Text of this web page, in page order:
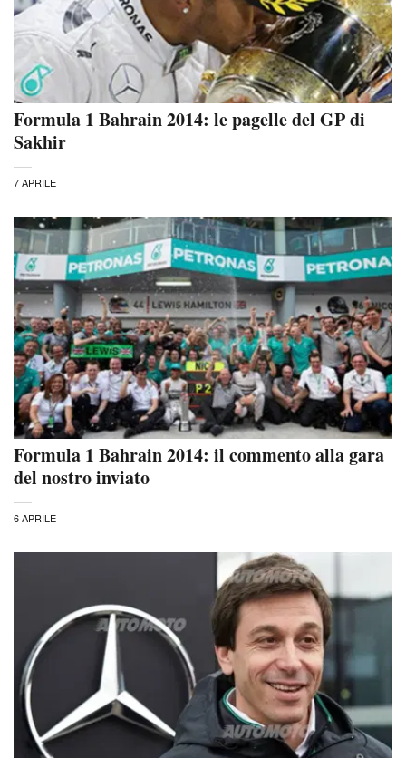
Formula 1 Bahrain 2014: le pagelle del GP di
Sakhir
7 APRILE
Formula 1 Bahrain 2014: il commento alla gara
del nostro inviato
6 APRILE